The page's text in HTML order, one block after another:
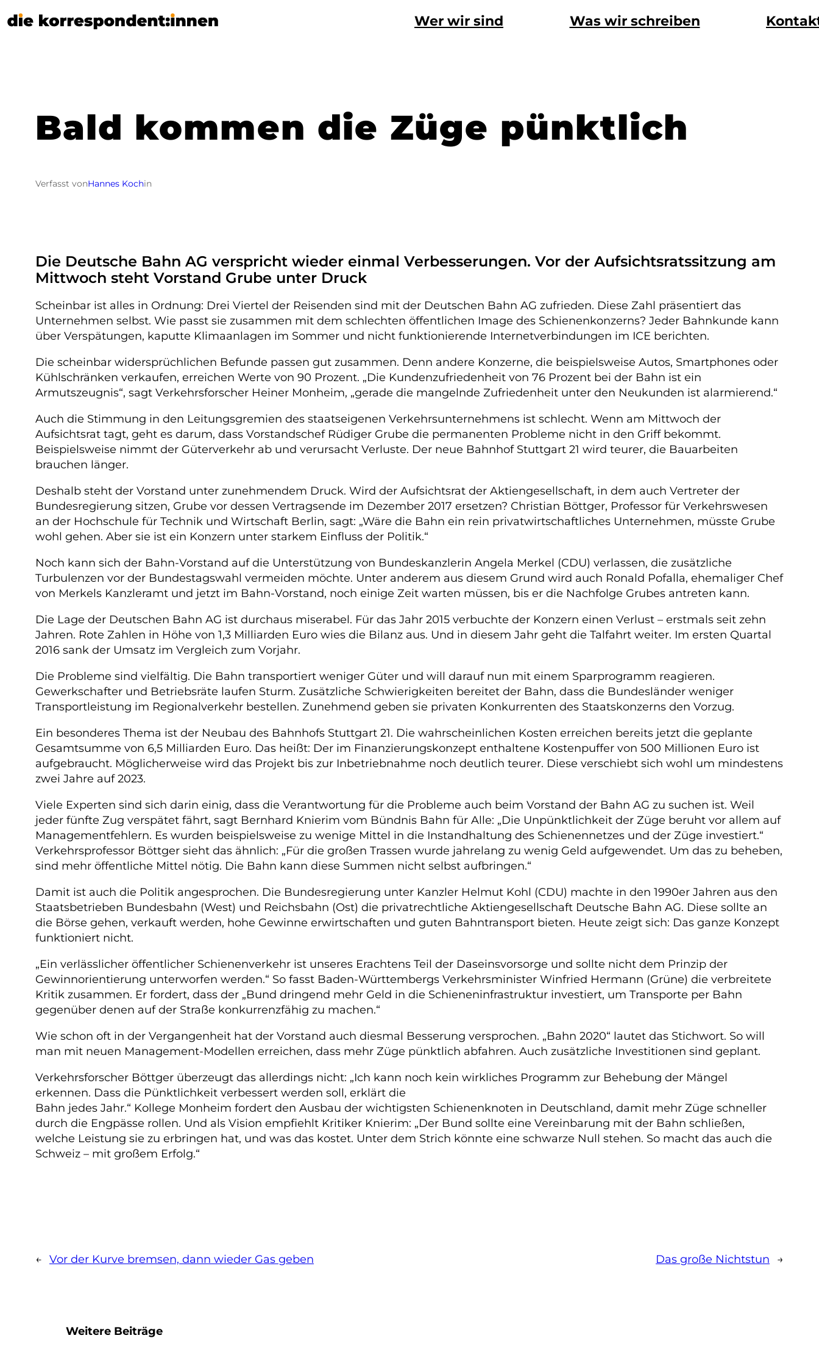
Wer wir sind Was wir schreiben
Bald kommen die Züge pünktlich
Verfasst vonHannes Kochin
Die Deutsche Bahn AG verspricht wieder einmal Verbesserungen. Vor der Aufsichtsratssitzung am
Mittwoch steht Vorstand Grube unter Druck
Scheinbar ist alles in Ordnung: Drei Viertel der Reisenden sind mit der Deutschen Bahn AG zufrieden. Diese Zahl präsentiert das
Unternehmen selbst. Wie passt sie zusammen mit dem schlechten öffentlichen Image des Schienenkonzerns? Jeder Bahnkunde kann
über Verspätungen, kaputte Klimaanlagen im Sommer und nicht funktionierende Internetverbindungen im ICE berichten.
Die scheinbar widersprüchlichen Befunde passen gut zusammen. Denn andere Konzerne, die beispielsweise Autos, Smartphones oder
Kühlschränken verkaufen, erreichen Werte von 90 Prozent. „Die Kundenzufriedenheit von 76 Prozent bei der Bahn ist ein
Armutszeugnis“, sagt Verkehrsforscher Heiner Monheim, „gerade die mangelnde Zufriedenheit unter den Neukunden ist alarmierend.“
Auch die Stimmung in den Leitungsgremien des staatseigenen Verkehrsunternehmens ist schlecht. Wenn am Mittwoch der
Aufsichtsrat tagt, geht es darum, dass Vorstandschef Rüdiger Grube die permanenten Probleme nicht in den Griff bekommt.
Beispielsweise nimmt der Güterverkehr ab und verursacht Verluste. Der neue Bahnhof Stuttgart 21 wird teurer, die Bauarbeiten
brauchen länger.
Deshalb steht der Vorstand unter zunehmendem Druck. Wird der Aufsichtsrat der Aktiengesellschaft, in dem auch Vertreter der
Bundesregierung sitzen, Grube vor dessen Vertragsende im Dezember 2017 ersetzen? Christian Böttger, Professor für Verkehrswesen
an der Hochschule für Technik und Wirtschaft Berlin, sagt: „Wäre die Bahn ein rein privatwirtschaftliches Unternehmen, müsste Grube
wohl gehen. Aber sie ist ein Konzern unter starkem Einfluss der Politik.“
Noch kann sich der Bahn-Vorstand auf die Unterstützung von Bundeskanzlerin Angela Merkel (CDU) verlassen, die zusätzliche
Turbulenzen vor der Bundestagswahl vermeiden möchte. Unter anderem aus diesem Grund wird auch Ronald Pofalla, ehemaliger Chef
von Merkels Kanzleramt und jetzt im Bahn-Vorstand, noch einige Zeit warten müssen, bis er die Nachfolge Grubes antreten kann.
Die Lage der Deutschen Bahn AG ist durchaus miserabel. Für das Jahr 2015 verbuchte der Konzern einen Verlust – erstmals seit zehn
Jahren. Rote Zahlen in Höhe von 1,3 Milliarden Euro wies die Bilanz aus. Und in diesem Jahr geht die Talfahrt weiter. Im ersten Quartal
2016 sank der Umsatz im Vergleich zum Vorjahr.
Die Probleme sind vielfältig. Die Bahn transportiert weniger Güter und will darauf nun mit einem Sparprogramm reagieren.
Gewerkschafter und Betriebsräte laufen Sturm. Zusätzliche Schwierigkeiten bereitet der Bahn, dass die Bundesländer weniger
Transportleistung im Regionalverkehr bestellen. Zunehmend geben sie privaten Konkurrenten des Staatskonzerns den Vorzug.
Ein besonderes Thema ist der Neubau des Bahnhofs Stuttgart 21. Die wahrscheinlichen Kosten erreichen bereits jetzt die geplante
Gesamtsumme von 6,5 Milliarden Euro. Das heißt: Der im Finanzierungskonzept enthaltene Kostenpuffer von 500 Millionen Euro ist
aufgebraucht. Möglicherweise wird das Projekt bis zur Inbetriebnahme noch deutlich teurer. Diese verschiebt sich wohl um mindestens
zwei Jahre auf 2023.
Viele Experten sind sich darin einig, dass die Verantwortung für die Probleme auch beim Vorstand der Bahn AG zu suchen ist. Weil
jeder fünfte Zug verspätet fährt, sagt Bernhard Knierim vom Bündnis Bahn für Alle: „Die Unpünktlichkeit der Züge beruht vor allem auf
Managementfehlern. Es wurden beispielsweise zu wenige Mittel in die Instandhaltung des Schienennetzes und der Züge investiert.“
Verkehrsprofessor Böttger sieht das ähnlich: „Für die großen Trassen wurde jahrelang zu wenig Geld aufgewendet. Um das zu beheben,
sind mehr öffentliche Mittel nötig. Die Bahn kann diese Summen nicht selbst aufbringen.“
Damit ist auch die Politik angesprochen. Die Bundesregierung unter Kanzler Helmut Kohl (CDU) machte in den 1990er Jahren aus den
Staatsbetrieben Bundesbahn (West) und Reichsbahn (Ost) die privatrechtliche Aktiengesellschaft Deutsche Bahn AG. Diese sollte an
die Börse gehen, verkauft werden, hohe Gewinne erwirtschaften und guten Bahntransport bieten. Heute zeigt sich: Das ganze Konzept
funktioniert nicht.
„Ein verlässlicher öffentlicher Schienenverkehr ist unseres Erachtens Teil der Daseinsvorsorge und sollte nicht dem Prinzip der
Gewinnorientierung unterworfen werden.“ So fasst Baden-Württembergs Verkehrsminister Winfried Hermann (Grüne) die verbreitete
Kritik zusammen. Er fordert, dass der „Bund dringend mehr Geld in die Schieneninfrastruktur investiert, um Transporte per Bahn
gegenüber denen auf der Straße konkurrenzfähig zu machen.“
Wie schon oft in der Vergangenheit hat der Vorstand auch diesmal Besserung versprochen. „Bahn 2020“ lautet das Stichwort. So will
man mit neuen Management-Modellen erreichen, dass mehr Züge pünktlich abfahren. Auch zusätzliche Investitionen sind geplant.
Verkehrsforscher Böttger überzeugt das allerdings nicht: „Ich kann noch kein wirkliches Programm zur Behebung der Mängel
erkennen. Dass die Pünktlichkeit verbessert werden soll, erklärt die
Bahn jedes Jahr.“ Kollege Monheim fordert den Ausbau der wichtigsten Schienenknoten in Deutschland, damit mehr Züge schneller
durch die Engpässe rollen. Und als Vision empfiehlt Kritiker Knierim: „Der Bund sollte eine Vereinbarung mit der Bahn schließen,
welche Leistung sie zu erbringen hat, und was das kostet. Unter dem Strich könnte eine schwarze Null stehen. So macht das auch die
Schweiz – mit großem Erfolg.“
← Vor der Kurve bremsen, dann wieder Gas geben Das große Nichtstun →
Weitere Beiträge